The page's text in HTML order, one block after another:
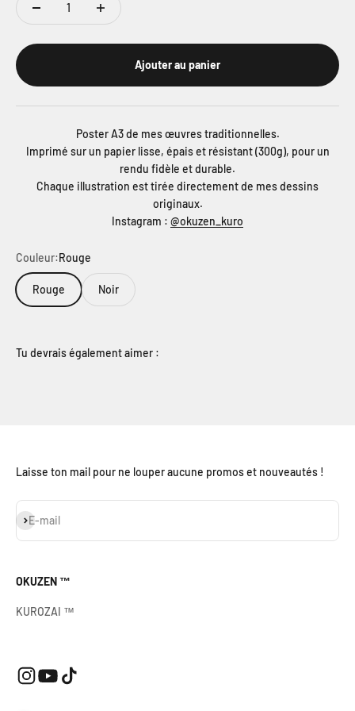
Ajouter au panier
Poster A3 de mes œuvres traditionnelles.
Imprimé sur un papier lisse, épais et résistant (300g), pour un
rendu fidèle et durable.
Chaque illustration est tirée directement de mes dessins
originaux.
Instagram : @okuzen_kuro
Couleur:Rouge
Rouge Noir
Tu devrais également aimer :
Laisse ton mail pour ne louper aucune promos et nouveautés !
E-mail
S'inscrire
OKUZEN ™
KUROZAI ™